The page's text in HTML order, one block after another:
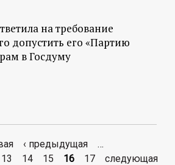
на требование
допустить его «Партию
в Госдуму
‹ предыдущая
…
13 14 15 16 17 следующая